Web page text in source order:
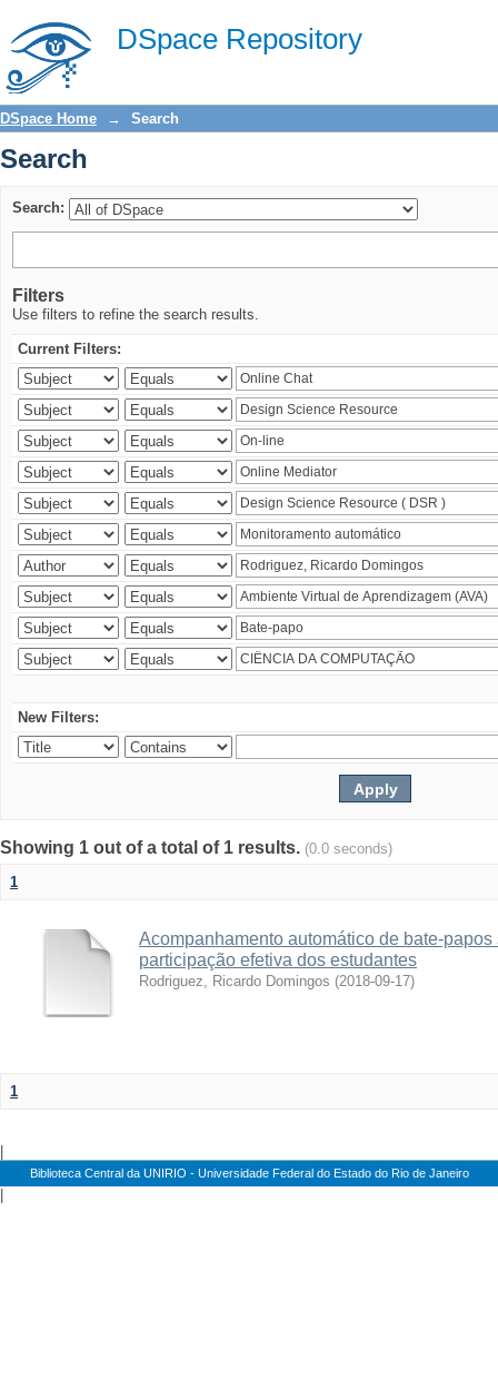
DSpace Repository
Search
DSpace Home → Search
Search
Search:
Filters
Use filters to refine the search results.
Current Filters:
New Filters:
Showing 1 out of a total of 1 results. (0.0 seconds)
1
Acompanhamento automático de bate-
participação efetiva dos estudantes
Rodriguez, Ricardo Domingos (2018-09-17)
1
Biblioteca Central da UNIRIO - Universidade Federal do Estado do Rio de Janeiro